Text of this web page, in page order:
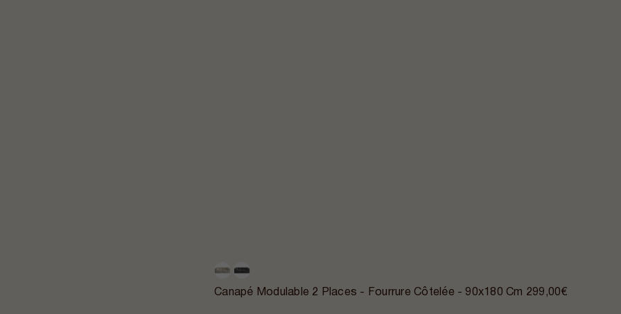
Canapé Modulable 2 Places - Fourrure Côtelée - 90x180 Cm 299,00€